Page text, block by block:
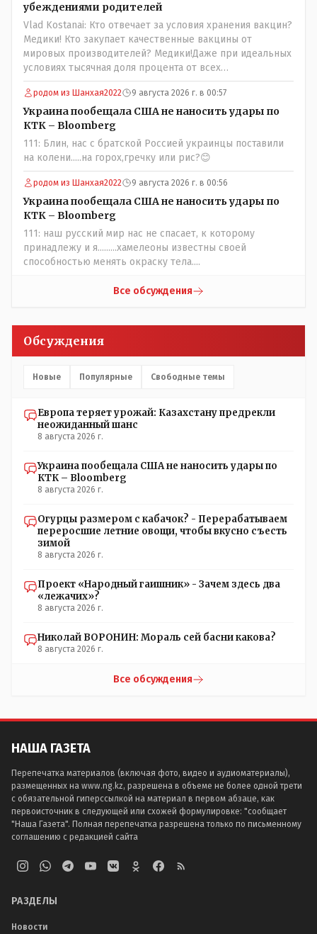
убеждениями родителей
Vlad Kostanai: Кто отвечает за условия хранения вакцин?
Медики! Кто закупает качественные вакцины от
мировых производителей? Медики!Даже при идеальных
условиях тысячная доля процента от всех
вакцинированных может иметь плохие последствия от
прививки. Бумага нужна как защита от дол.....бов не
дружащих с школьными курсами предметов, в
частности биологии и математики. Vlad Kostanai: Поэтому
люди и отказываются и я в том числе своих не
прививал.Лично я вам и тем другим людям благодарен.
Добровольные действия направленные на сокращение
частотности появления в популяции соответствующих
комбинаций генов заслуживают благодарности. Мы и
без того основательно загубили нормальный
естественный отбор.
родом из Шанхая2022 9 августа 2026 г. в 00:57
Украина пообещала США не наносить удары по
КТК – Bloomberg
111: Блин, нас с братской Россией украинцы поставили
на колени.....на горох,гречку или рис?😊
родом из Шанхая2022 9 августа 2026 г. в 00:56
Украина пообещала США не наносить удары по
КТК – Bloomberg
111: наш русский мир нас не спасает, к которому
принадлежу и я.........хамелеоны известны своей
способностью менять окраску тела....
Все обсуждения
Обсуждения
Новые Популярные Свободные темы
Европа теряет урожай: Казахстану предрекли
неожиданный шанс
8 августа 2026 г.
Украина пообещала США не наносить удары по
КТК – Bloomberg
8 августа 2026 г.
Огурцы размером с кабачок? - Перерабатываем
переросшие летние овощи, чтобы вкусно съесть
зимой
8 августа 2026 г.
Проект «Народный гаишник» - Зачем здесь два
«лежачих»?
8 августа 2026 г.
Николай ВОРОНИН: Мораль сей басни какова?
8 августа 2026 г.
Все обсуждения
НАША ГАЗЕТА
Перепечатка материалов (включая фото, видео и аудиоматериалы),
размещенных на www.ng.kz, разрешена в объеме не более одной трети
с обязательной гиперссылкой на материал в первом абзаце, как
первоисточник в следующей или схожей формулировке: "сообщает
"Наша Газета". Полная перепечатка разрешена только по письменному
соглашению с редакцией сайта
РАЗДЕЛЫ
Новости